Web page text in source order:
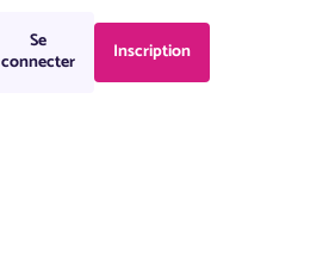
Se
connecter Inscription